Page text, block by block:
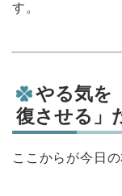
す。
やる気を
復させる」
ここからが今日の